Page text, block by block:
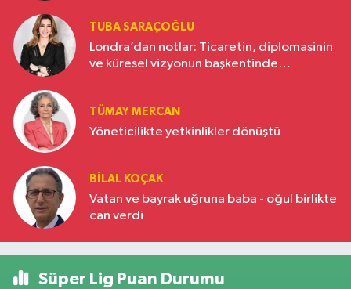
TUBA SARAÇOĞLU
Londra’dan notlar: Ticaretin, diplomasinin
ve küresel vizyonun başkentinde
TÜMAY MERCAN
Yöneticilikte yetkinlikler dönüştü
BILAL KOÇAK
Vatan ve bayrak uğruna baba - oğul birlikte
can verdi
Süper Lig Puan Durumu